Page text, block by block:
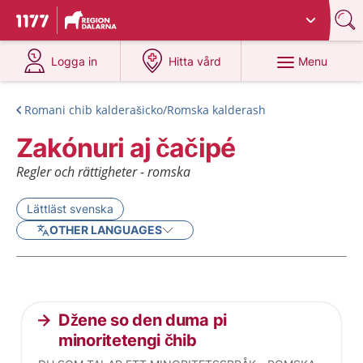
To start page for 1177
Du har valt region
Logga in
at 1177.se
Hitta vård
at 1177.se
Menu
Romani chib kalderašicko/Romska kalderash
Zakónuri aj čačipé
Regler och rättigheter - romska
Lättläst svenska
OTHER LANGUAGES
Current articles
Džene so den duma pi
minoritetengi čhib